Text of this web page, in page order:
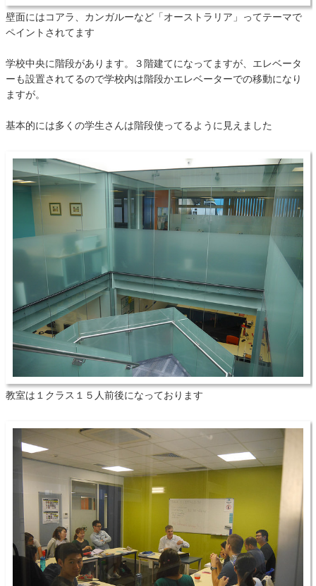
壁面にはコアラ、カンガルーなど「オーストラリア」ってテーマで
ペイントされてます
学校中央に階段があります。３階建てになってますが、エレベータ
ーも設置されてるので学校内は階段かエレベーターでの移動になり
ますが。
基本的には多くの学生さんは階段使ってるように見えました
教室は１クラス１５人前後になっております